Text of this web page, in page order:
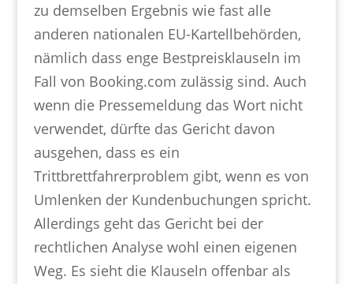
zu demselben Ergebnis wie fast alle
anderen nationalen EU-Kartellbehörden,
nämlich dass enge Bestpreisklauseln im
Fall von Booking.com zulässig sind. Auch
wenn die Pressemeldung das Wort nicht
verwendet, dürfte das Gericht davon
ausgehen, dass es ein
Trittbrettfahrerproblem gibt, wenn es von
Umlenken der Kundenbuchungen spricht.
Allerdings geht das Gericht bei der
rechtlichen Analyse wohl einen eigenen
Weg. Es sieht die Klauseln offenbar als